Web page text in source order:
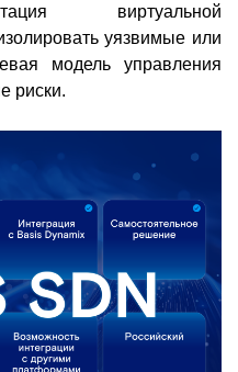
виртуальной
уязвимые или
модель управления
риски.